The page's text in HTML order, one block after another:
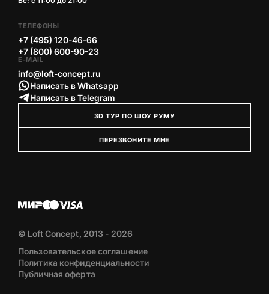
ТЕЛЕФОНЫ
+7 (495) 120-46-66
+7 (800) 600-90-23
E-MAIL
info@loft-concept.ru
Написать в Whatsapp
Написать в Telegram
3D ТУР ПО ШОУ РУМУ
ПЕРЕЗВОНИТЕ МНЕ
© Loft Concept, 2013 - 2026
Пользовательское соглашение
Политика конфиденциальности
Публичная оферта